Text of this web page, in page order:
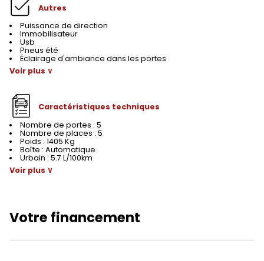
Autres
Puissance de direction
Immobilisateur
Usb
Pneus été
Éclairage d'ambiance dans les portes
Voir plus ∨
Caractéristiques techniques
Nombre de portes : 5
Nombre de places : 5
Poids : 1405 Kg
Boîte : Automatique
Urbain : 5.7 L/100km
Voir plus ∨
Votre financement